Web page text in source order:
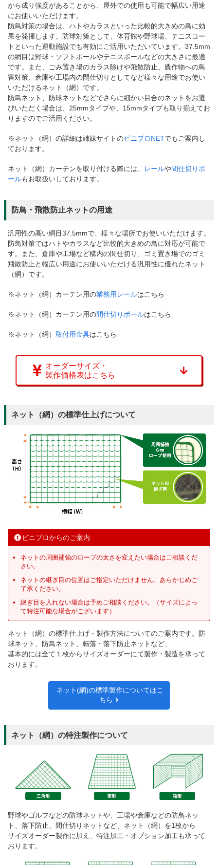
から成り強度があることから、屋外での使用も可能で幅広い用途
にお使いいただけます。
防鳥対策の場合は、ハトやカラスといった比較的大きめの鳥に効
果を発揮します。防球対策として、体育館や野球場、テニスコー
トといった運動施設でも有効にご活用いただいています。37.5mm
の網目は野球・ソフトボールやテニスボールなどの大きさに最適
です。また、ごみ置き場のカラス除けや飛散防止、農作物への鳥
害対策、倉庫や工場内の間仕切りとしてなど様々な用途でお使い
いただけるネット（網）です。
防鳥ネット、防球ネットなどでさらに細かい目合のネットをお選
びいただく場合は、25mmタイプや、15mmタイプも取り揃えてお
りますのでご活用ください。
※ネット（網）の詳細は姉妹サイトのビニプロNETでもご案内し
ております。
ネット（網）カーテンを取り付ける際には、 レールや間仕切りポ
ールもお取扱いしております。
防鳥・飛散防止ネットの用途
汎用性の高い網目37.5mmで、様々な場所でお使いいただけます。
防鳥対策ではハトやカラスなど比較的大きめの鳥に対応が可能で
す。また、倉庫や工場など構内の間仕切り、ゴミ置き場でのゴミ
飛散防止と幅広い用途にお使いいただける汎用性に優れたネット
（網）です。
※ネット（網）カーテン用の業務用レールはこちら
※ネット（網）カーテン用の間仕切りポールはこちら
※ネット（網） 取付用金具はこちら
オーダーサイズ・
製作価格表はこちら
ネット（網）の標準仕上げについて
ビニプロからのご案内
ネットの周囲補強のロープの太さを変えたい場合はご相談くだ
さい。
ネットの継ぎ目の位置はご指定いただけません。あらかじめご
了承ください。
継ぎ目を入れない場合は予めご相談ください。（サイズによっ
て特注可能な場合がございます）
ネット（網）の標準仕上げ・製作方法についてのご案内です。防
球ネット、防鳥ネット、転落・落下防止ネットなど、
基本的には全て１枚からサイズオーダーにて製作・製造を承って
おります。
ネット(網)の標準製作についてはこ
ちら
ネット（網）の特注製作について
野球やゴルフなどの防球ネットや、工場や倉庫などの防鳥ネッ
ト、落下防止、間仕切りネットなど、ネット（網）を1枚から
サイズオーダー製作に加え、特注加工・オプション加工も承って
おります。